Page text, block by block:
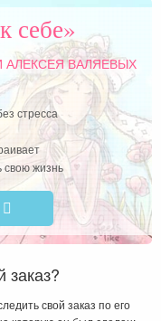
себе»
ВАЛЯЕВЫХ
стресса
свою жизнь
заказ?
свой заказ по его